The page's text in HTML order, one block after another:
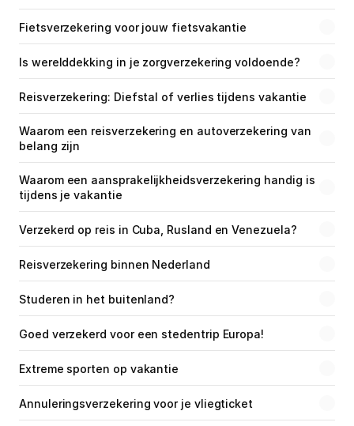
Fietsverzekering voor jouw fietsvakantie
Is werelddekking in je zorgverzekering voldoende?
Reisverzekering: Diefstal of verlies tijdens vakantie
Waarom een reisverzekering en autoverzekering van
belang zijn
Waarom een aansprakelijkheidsverzekering handig is
tijdens je vakantie
Verzekerd op reis in Cuba, Rusland en Venezuela?
Reisverzekering binnen Nederland
Studeren in het buitenland?
Goed verzekerd voor een stedentrip Europa!
Extreme sporten op vakantie
Annuleringsverzekering voor je vliegticket